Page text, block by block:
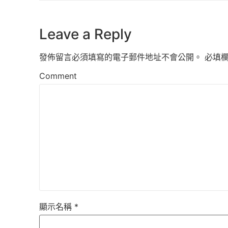
Leave a Reply
發佈留言必須填寫的電子郵件地址不會公開。 必填
Comment
顯示名稱 *